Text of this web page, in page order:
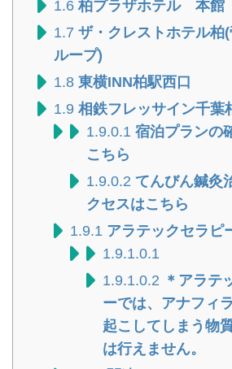
1.6 柏プラザホテル 本館
1.7 ザ・クレストホテル柏
ループ)
1.8 東横INN柏駅西口
1.9 相鉄フレッサイン千葉
1.9.0.1 宿泊プランの
こちら
1.9.0.2 てんびん鍼灸
クセスはこちら
1.9.1 アラテックセラピ
1.9.1.0.1
1.9.1.0.2 ＊アラテ
ーでは、アナフィ
起こしてしまう物
は行えません。